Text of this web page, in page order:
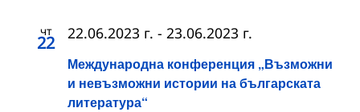
чт
22
Международна конференция „Възможни
и невъзможни истории на българската
литература“
22.06.2023 г. - 23.06.2023 г.